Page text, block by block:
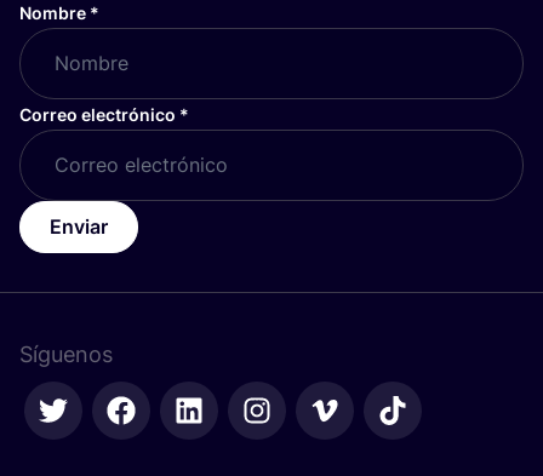
Nombre *
Correo electrónico *
Enviar
Síguenos